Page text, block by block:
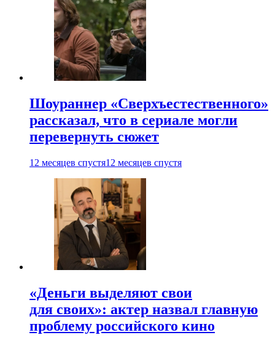
Шоураннер «Сверхъестественного»
рассказал, что в сериале могли
перевернуть сюжет
12 месяцев спустя12 месяцев спустя
«Деньги выделяют свои
для своих»: актер назвал главную
проблему российского кино